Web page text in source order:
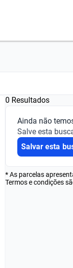
0 Resultados
Ainda não
Salve esta
Salvar esta
* As parcelas
Termos e condições